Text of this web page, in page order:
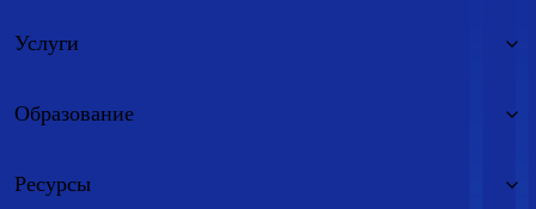
Услуги
Образование
Ресурсы